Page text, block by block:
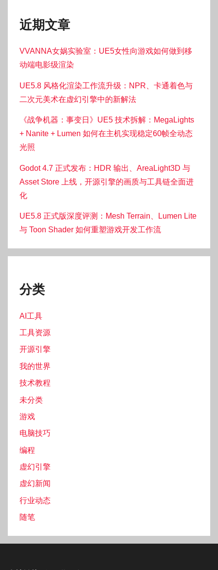
近期文章
VVANNA女娲实验室：UE5女性向游戏如何做到移
动端电影级渲染
UE5.8 风格化渲染工作流升级：NPR、卡通着色与
二次元美术在虚幻引擎中的新解法
《战争机器：事变日》UE5 技术拆解：MegaLights
+ Nanite + Lumen 如何在主机实现稳定60帧全动态
光照
Godot 4.7 正式发布：HDR 输出、AreaLight3D 与
Asset Store 上线，开源引擎的画质与工具链全面进
化
UE5.8 正式版深度评测：Mesh Terrain、Lumen Lite
与 Toon Shader 如何重塑游戏开发工作流
分类
AI工具
工具资源
开源引擎
我的世界
技术教程
未分类
游戏
电脑技巧
编程
虚幻引擎
虚幻新闻
行业动态
随笔